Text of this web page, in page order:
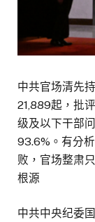
中共官场清先
21,889起，批
级及以下干部
93.6%。有分
败，官场整肃
根源
中共中央纪委